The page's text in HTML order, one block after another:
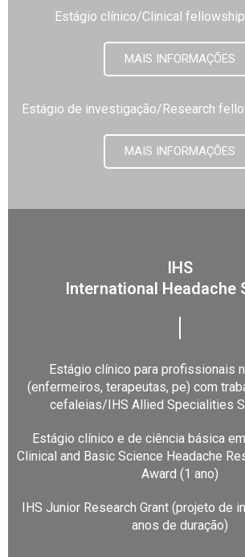
Estágio clínico/Clinical
MAIS INFORMAÇÕES
Estágio de investigação/Research
MAIS INFORMAÇÕES
IHS
International Headache
Estágio clínico para profissionais
(enfermeiros, terapeutas, pe) com
cefaleias/IHS Allied Specialities
Estágio clínico e de ciência básica
Clinical and Basic Science Headache
Award (1 ano)
IHS Junior Research Grant (projeto de
anos de duração)